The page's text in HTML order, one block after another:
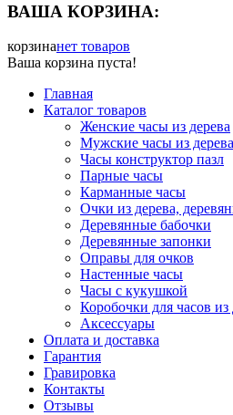
ВАША КОРЗИНА:
корзинанет товаров
Ваша корзина пуста!
Главная
Каталог товаров
Женские часы из дерева
Мужские часы из дерева
Часы конструктор пазл
Парные часы
Карманные часы
Очки из дерева,
Деревянные бабочки
Деревянные запонки
Оправы для очков
Настенные часы
Часы с кукушкой
Коробочки для часов из
Аксессуары
Оплата и доставка
Гарантия
Гравировка
Контакты
Отзывы